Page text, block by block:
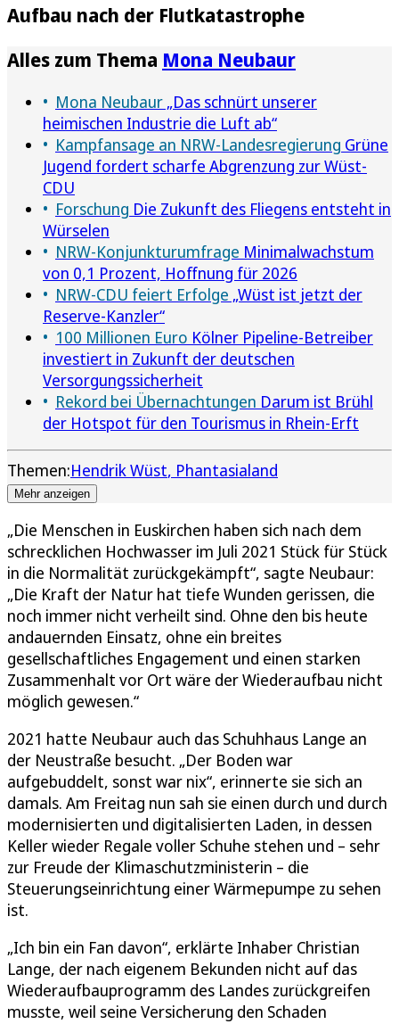
Aufbau nach der Flutkatastrophe
Alles zum Thema Mona Neubaur
Mona Neubaur „Das schnürt unserer
heimischen Industrie die Luft ab“
Kampfansage an NRW-Landesregierung Grüne
Jugend fordert scharfe Abgrenzung zur Wüst-
CDU
Forschung Die Zukunft des Fliegens entsteht in
Würselen
NRW-Konjunkturumfrage Minimalwachstum
von 0,1 Prozent, Hoffnung für 2026
NRW-CDU feiert Erfolge „Wüst ist jetzt der
Reserve-Kanzler“
100 Millionen Euro Kölner Pipeline-Betreiber
investiert in Zukunft der deutschen
Versorgungssicherheit
Rekord bei Übernachtungen Darum ist Brühl
der Hotspot für den Tourismus in Rhein-Erft
Themen:Hendrik Wüst Phantasialand
Mehr anzeigen
„Die Menschen in Euskirchen haben sich nach dem
schrecklichen Hochwasser im Juli 2021 Stück für Stück
in die Normalität zurückgekämpft“, sagte Neubaur:
„Die Kraft der Natur hat tiefe Wunden gerissen, die
noch immer nicht verheilt sind. Ohne den bis heute
andauernden Einsatz, ohne ein breites
gesellschaftliches Engagement und einen starken
Zusammenhalt vor Ort wäre der Wiederaufbau nicht
möglich gewesen.“
2021 hatte Neubaur auch das Schuhhaus Lange an
der Neustraße besucht. „Der Boden war
aufgebuddelt, sonst war nix“, erinnerte sie sich an
damals. Am Freitag nun sah sie einen durch und durch
modernisierten und digitalisierten Laden, in dessen
Keller wieder Regale voller Schuhe stehen und – sehr
zur Freude der Klimaschutzministerin – die
Steuerungseinrichtung einer Wärmepumpe zu sehen
ist.
„Ich bin ein Fan davon“, erklärte Inhaber Christian
Lange, der nach eigenem Bekunden nicht auf das
Wiederaufbauprogramm des Landes zurückgreifen
musste, weil seine Versicherung den Schaden